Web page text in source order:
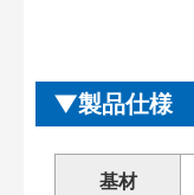
製品仕様
基材